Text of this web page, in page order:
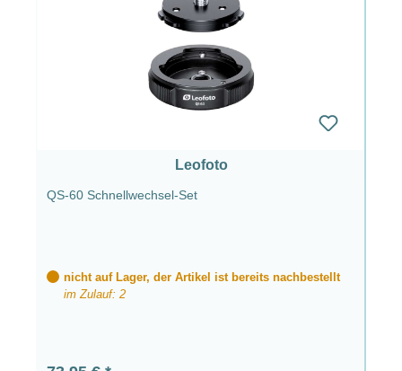
Leofoto
QS-60 Schnellwechsel-Set
nicht auf Lager, der Artikel ist bereits nachbestellt
im Zulauf: 2